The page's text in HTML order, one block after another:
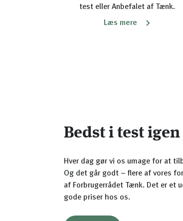
test eller Anbefalet af Tænk.
Læs mere
Bedst i test
Hver dag gør vi os umage for at
Og det går godt – flere af vores
af Forbrugerrådet Tænk. Det er et
gode priser hos os.